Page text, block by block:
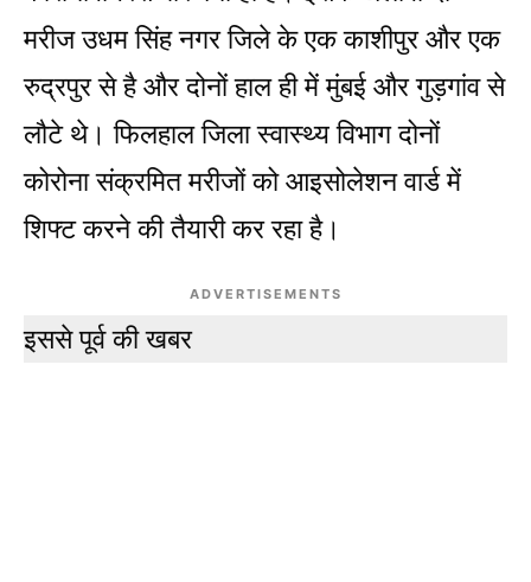
मरीज उधम सिंह नगर जिले के एक काशीपुर और एक
रुद्रपुर से है और दोनों हाल ही में मुंबई और गुड़गांव से
लौटे थे। फिलहाल जिला स्वास्थ्य विभाग दोनों
कोरोना संक्रमित मरीजों को आइसोलेशन वार्ड में
शिफ्ट करने की तैयारी कर रहा है।
ADVERTISEMENTS
इससे पूर्व की खबर